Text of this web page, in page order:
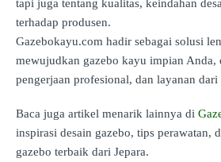
tapi juga tentang kualitas, keindahan
terhadap produsen.
Gazebokayu.com hadir sebagai solusi
mewujudkan gazebo kayu impian Anda,
pengerjaan profesional, dan layanan dari
Baca juga artikel menarik lainnya di
inspirasi desain gazebo, tips perawatan,
gazebo terbaik dari Jepara.